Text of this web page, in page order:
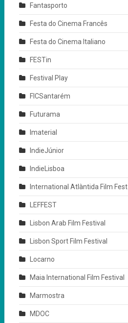
Fantasporto
Festa do Cinema Francês
Festa do Cinema Italiano
FESTin
Festival Play
FICSantarém
Futurama
Imaterial
IndieJúnior
IndieLisboa
International Atlàntida Film Fest
LEFFEST
Lisbon Arab Film Festival
Lisbon Sport Film Festival
Locarno
Maia International Film Festival
Marmostra
MDOC